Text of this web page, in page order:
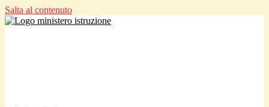
Salta al contenuto